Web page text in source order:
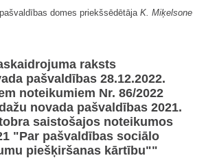
domes priekšsēdētāja K. Miķelsone
raksts
pašvaldības 28.12.2022.
noteikumiem Nr. 86/2022
novada pašvaldības 2021.
saistošajos noteikumos
"Par pašvaldības sociālo
piešķiršanas kārtību""